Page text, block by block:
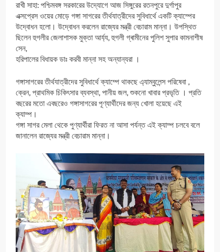
রাখী সাহা: পশ্চিমবঙ্গ সরকারের উদ্যোগে আজ সিঙ্গুরের রতনপুরে দুর্গাপুর
এক্সপ্রেস ওয়ের মোড়ে গঙ্গা সাগরের তীর্থযাত্রীদের সুবিধার্থে একটি ক্যাম্পের
উদ্বোধন হলো। উদ্বোধন করলেন রাজ্যের মন্ত্রী বেচারাম মান্না। উপস্থিত
ছিলেন হুগলীর জেলাশাসক মুক্তা আর্য্য, হুগলী গ্ৰামীনের পুলিশ সুপার কামনাশীষ
সেন,
হরিপালের বিধায়ক ডাঃ করবী মান্না সহ অন্যান্যরা ।
গঙ্গাসাগরের তীর্থযাত্রীদের সুবিধার্থে ক্যাম্পে থাকছে এ্যাম্বুলেন্স পরিষেবা ,
ক্রেন, প্রাথমিক চিকিৎসার ব্যবস্থা, পানীয় জল, শুকনো খাবার প্রভৃতি । প্রতি
বছরের মতো এবছরেও গঙ্গাসাগরের পূণ্যার্থীদের জন্য খোলা হয়েছে এই
ক্যাম্প।
গঙ্গা সাগর মেলা থেকে পুণ্যার্থীরা ফিরত না আসা পর্যন্ত এই ক্যাম্প চলবে বলে
জানালেন রাজ্যের মন্ত্রী বেচারাম মান্না।